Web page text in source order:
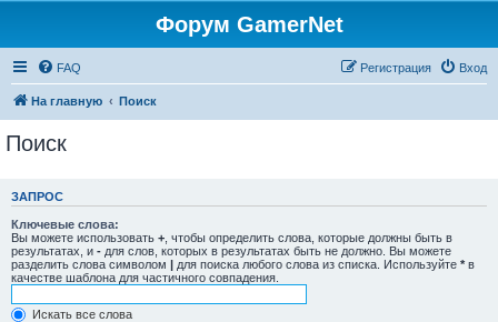
Форум GamerNet
FAQ Вход
Регистрация
На главную Поиск
Поиск
ЗАПРОС
Ключевые слова:
Вы можете использовать + , чтобы определить слова, которые должны быть в
результатах, и - для слов, которых в результатах быть не должно. Вы можете
разделить слова символом | для поиска любого слова из списка. Используйте * в
качестве шаблона для частичного совпадения.
Искать все слова